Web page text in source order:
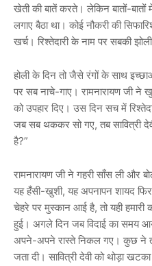
खेती की बातें करते। लेकिन बातों-बातों
लगाए बैठा था। कोई नौकरी की
खर्च। रिश्तेदारी के नाम पर सबकी
होली के दिन तो जैसे रंगों के साथ
पर सब नाचे-गाए। रामनारायण जी
को उपहार दिए। उस दिन सच में
जब सब थककर सो गए, तब सावित्री
है?”
रामनारायण जी ने गहरी साँस ली और
यह हँसी-खुशी, यह अपनापन शायद
चेहरे पर मुस्कान आई है, तो यही हमारी
हुई। अगले दिन जब विदाई का समय
अपने-अपने रास्ते निकल गए। कुछ ने
जता दी। सावित्री देवी को थोड़ा